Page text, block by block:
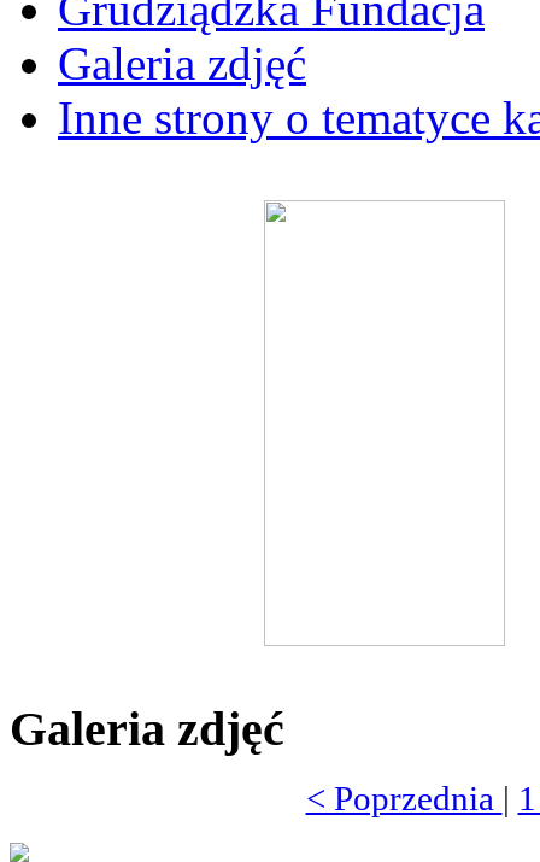
Galeria zdjęć
Inne strony o tematyce
Galeria zdjęć
< Poprzednia |